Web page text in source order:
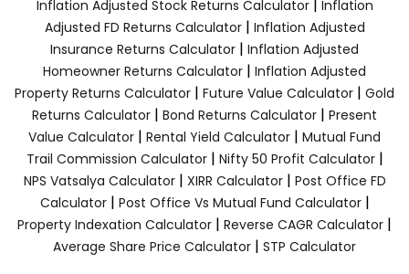
Inflation Adjusted Stock Returns Calculator| Inflation
Adjusted FD Returns Calculator| Inflation Adjusted
Insurance Returns Calculator | Inflation Adjusted
Homeowner Returns Calculator | Inflation Adjusted
Property Returns Calculator | Future Value Calculator | Gold
Returns Calculator | Bond Returns Calculator | Present
Value Calculator | Rental Yield Calculator | Mutual Fund
Trail Commission Calculator| Nifty 50 Profit Calculator|
NPS Vatsalya Calculator| XIRR Calculator| Post Office FD
Calculator| Post Office Vs Mutual Fund Calculator|
Property Indexation Calculator | Reverse CAGR Calculator |
Average Share Price Calculator | STP Calculator